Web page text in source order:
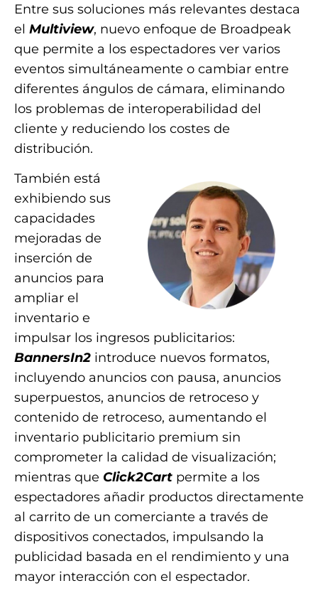
Entre sus soluciones más relevantes destaca
el Multiview, nuevo enfoque de Broadpeak
que permite a los espectadores ver varios
eventos simultáneamente o cambiar entre
diferentes ángulos de cámara, eliminando
los problemas de interoperabilidad del
cliente y reduciendo los costes de
distribución.
También está
exhibiendo sus
capacidades
mejoradas de
inserción de
anuncios para
ampliar el
inventario e
impulsar los ingresos publicitarios:
BannersIn2 introduce nuevos formatos,
incluyendo anuncios con pausa, anuncios
superpuestos, anuncios de retroceso y
contenido de retroceso, aumentando el
inventario publicitario premium sin
comprometer la calidad de visualización;
mientras que Click2Cart permite a los
espectadores añadir productos directamente
al carrito de un comerciante a través de
dispositivos conectados, impulsando la
publicidad basada en el rendimiento y una
mayor interacción con el espectador.